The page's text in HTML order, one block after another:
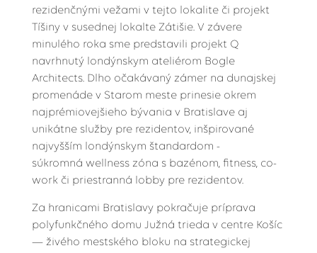
rezidenčnými vežami v tejto lokalite či projekt
Tíšiny v susednej lokalte Zátišie. V závere
minulého roka sme predstavili projekt Q
navrhnutý londýnskym ateliérom Bogle
Architects. Dlho očakávaný zámer na dunajskej
promenáde v Starom meste prinesie okrem
najprémiovejšieho bývania v Bratislave aj
unikátne služby pre rezidentov, inšpirované
najvyšším londýnskym štandardom -
súkromná wellness zóna s bazénom, fitness, co-
work či priestranná lobby pre rezidentov.
Za hranicami Bratislavy pokračuje príprava
polyfunkčného domu Južná trieda v centre Košíc
— živého mestského bloku na strategickej